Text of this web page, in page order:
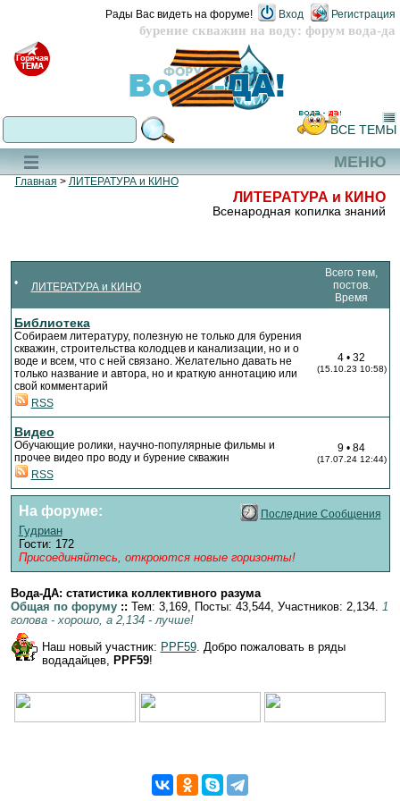
бурение скважин на воду: форум вода-да
Рады Вас видеть на форуме! Вход Регистрация
МЕНЮ
ВСЕ ТЕМЫ
Главная > ЛИТЕРАТУРА и КИНО
ЛИТЕРАТУРА и КИНО
Всенародная копилка знаний
ЛИТЕРАТУРА и КИНО
Всего тем,
постов.
Время
Библиотека
Собираем литературу, полезную не только для бурения
скважин, строительства колодцев и канализации, но и о
воде и всем, что с ней связано. Желательно давать не
только название и автора, но и краткую аннотацию или
свой комментарий
RSS
4 • 32
(15.10.23 10:58)
Видео
Обучающие ролики, научно-популярные фильмы и
прочее видео про воду и бурение скважин
RSS
9 • 84
(17.07.24 12:44)
Последние Сообщения
На форуме:
Гудриан
Гости: 172
Присоединяйтесь, откроются новые горизонты!
Вода-ДА: статистика коллективного разума
Общая по форуму :: Тем: 3,169, Посты: 43,544, Участников: 2,134.
1
голова - хорошо, а 2,134 - лучше!
Наш новый участник: PPF59. Добро пожаловать в ряды
водадайцев,
PPF59!